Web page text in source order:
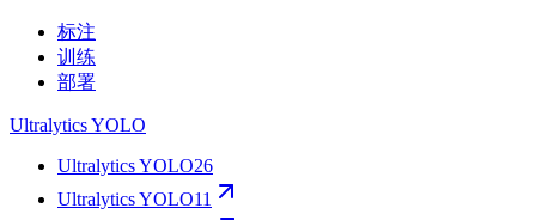
标注
训练
部署
Ultralytics YOLO
Ultralytics YOLO26
Ultralytics YOLO11